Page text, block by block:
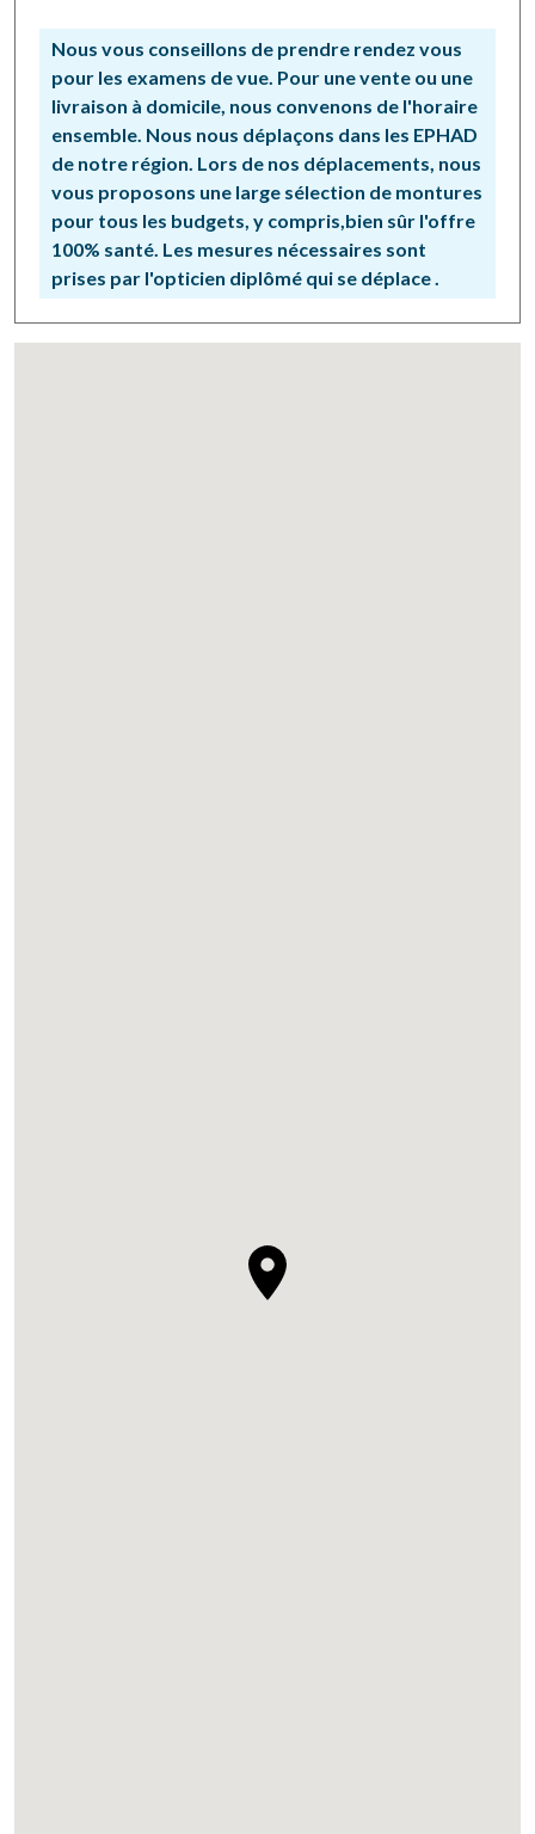
Nous vous conseillons de prendre rendez vous
pour les examens de vue. Pour une vente ou une
livraison à domicile, nous convenons de l'horaire
ensemble. Nous nous déplaçons dans les EPHAD
de notre région. Lors de nos déplacements, nous
vous proposons une large sélection de montures
pour tous les budgets, y compris,bien sûr l'offre
100% santé. Les mesures nécessaires sont
prises par l'opticien diplômé qui se déplace .